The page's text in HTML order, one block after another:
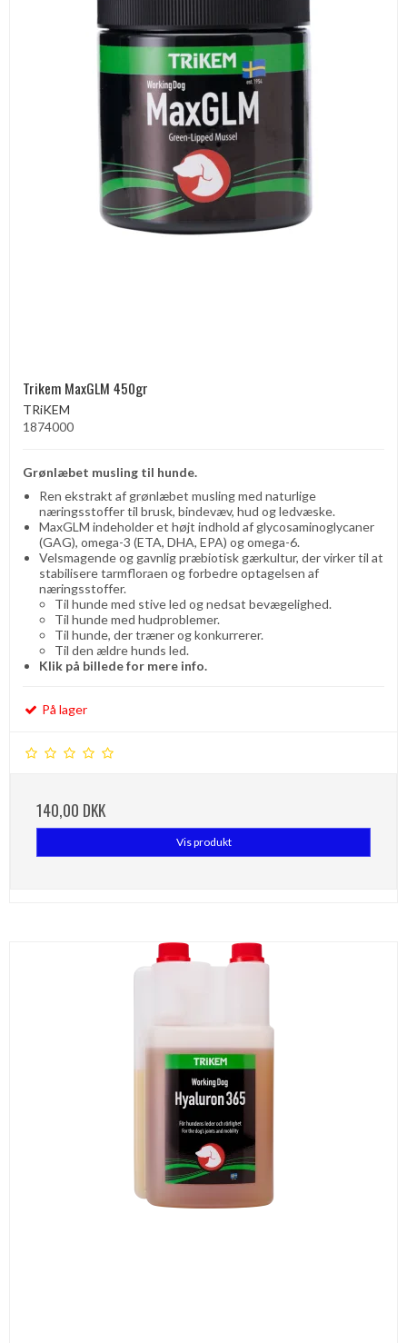
Trikem MaxGLM 450gr
TRiKEM
1874000
Grønlæbet musling til hunde.
Ren ekstrakt af grønlæbet musling med naturlige
næringsstoffer til brusk, bindevæv, hud og ledvæske.
MaxGLM indeholder et højt indhold af glycosaminoglycaner
(GAG), omega-3 (ETA, DHA, EPA) og omega-6.
Velsmagende og gavnlig præbiotisk gærkultur, der virker til at
stabilisere tarmfloraen og forbedre optagelsen af ​​
næringsstoffer.
Til hunde med stive led og nedsat bevægelighed.
Til hunde med hudproblemer.
Til hunde, der træner og konkurrerer.
Til den ældre hunds led.
Klik på billede for mere info.
På lager
140,00 DKK
Vis produkt